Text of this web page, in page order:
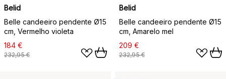
Belid
Belle candeeiro pendente Ø15
cm, Vermelho violeta
184 €
232,95 €
Belid
Belle candeeiro pendente Ø15
cm, Amarelo mel
209 €
232,95 €